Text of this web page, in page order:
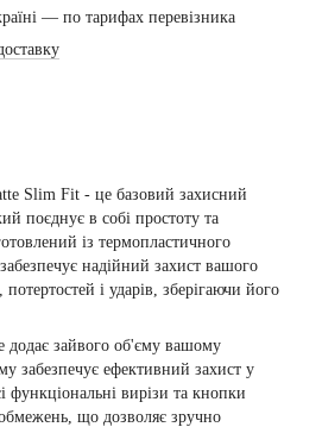
— по тарифах перевізника
Slim Fit - це базовий захисний
поєднує в собі простоту та
із термопластичного
надійний захист вашого
і ударів, зберігаючи його
додає зайвого об'єму вашому
забезпечує ефективний захист у
функціональні вирізи та кнопки
що дозволяє зручно